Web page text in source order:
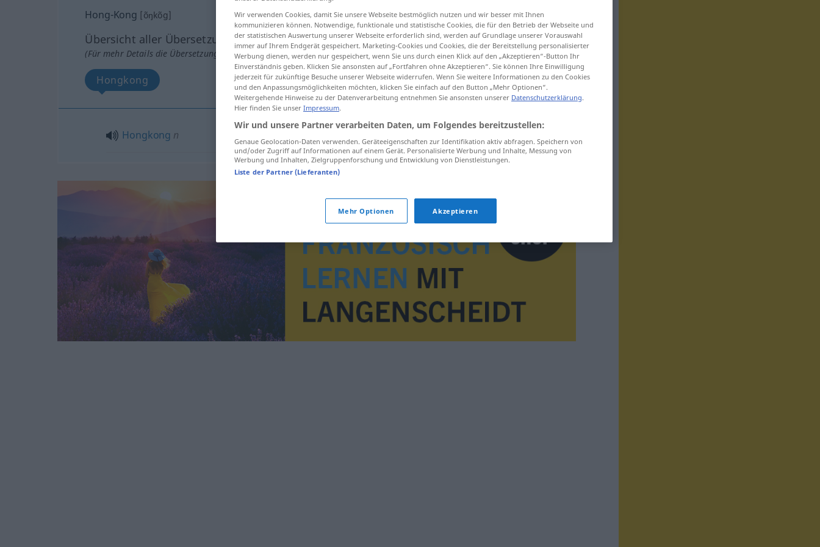
Hong-Kong [õŋkõg]
Übersicht aller Übersetzungen
(Für mehr Details die Übersetzung anklicken/antippen)
Hongkong
Hongkong n
Wir verwenden Cookies, damit Sie unsere Webseite bestmöglich nutzen und wir besser mit Ihnen
kommunizieren können. Notwendige, funktionale und statistische Cookies, die für den Betrieb der Webseite und
der statistischen Auswertung unserer Webseite erforderlich sind, werden auf Grundlage unserer Vorauswahl
immer auf Ihrem Endgerät gespeichert. Marketing-Cookies und Cookies, die der Bereitstellung personalisierter
Werbung dienen, werden nur gespeichert, wenn Sie uns durch einen Klick auf den „Akzeptieren“-Button Ihr
Einverständnis geben. Klicken Sie ansonsten auf „Fortfahren ohne Akzeptieren“. Sie können Ihre Einwilligung
jederzeit für zukünftige Besuche unserer Webseite widerrufen. Wenn Sie weitere Informationen zu den Cookies
und den Anpassungsmöglichkeiten möchten, klicken Sie einfach auf den Button „Mehr Optionen“.
Weitergehende Hinweise zu der Datenverarbeitung entnehmen Sie ansonsten unserer Datenschutzerklärung.
Hier finden Sie unser Impressum.
Wir und unsere Partner verarbeiten Daten, um Folgendes bereitzustellen:
Genaue Geolocation-Daten verwenden. Geräteeigenschaften zur Identifikation aktiv abfragen. Speichern von
und/oder Zugriff auf Informationen auf einem Gerät. Personalisierte Werbung und Inhalte, Messung von
Werbung und Inhalten, Zielgruppenforschung und Entwicklung von Dienstleistungen.
Liste der Partner (Lieferanten)
Mehr Optionen Akzeptieren